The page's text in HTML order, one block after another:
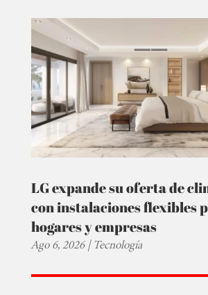
LG expande su oferta de
con instalaciones flexibles
hogares y empresas
Ago 6, 2026|Tecnología